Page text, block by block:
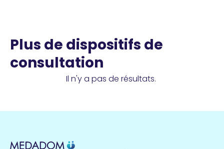
Plus de dispositifs de
consultation
Il n'y a pas de résultats.